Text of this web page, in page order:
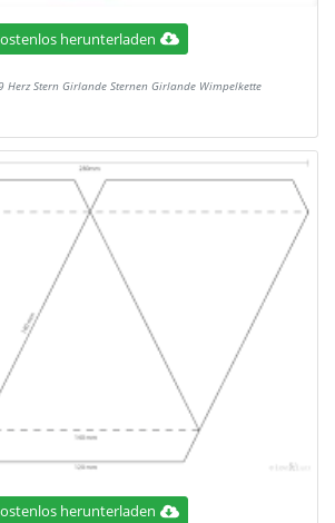
herunterladen
Herz Stern Girlande Sternen Girlande Wimpelkette
herunterladen